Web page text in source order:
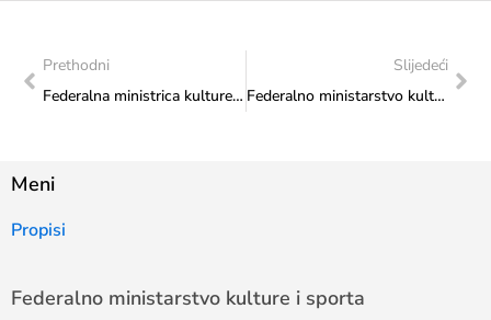
Prethodni
Federalna ministrica kulture i sporta Sanja Vlaisavljević potpisala ugovor sa Udruženjem „EYELENDA“ za realizaciju projekta „Izložba XANTEA 2502“
Slijedeći
Federalno ministarstvo kulture i sporta osiguralo 60.000 KM za projekat promocije identiteta Bošnjaka i govornika bosanskog jezika
Meni
Propisi
Federalno ministarstvo kulture i sporta